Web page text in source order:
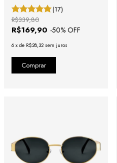
(17)
R$169,90 -50% OFF
R$339,80
6 x de R$28,32 sem juros